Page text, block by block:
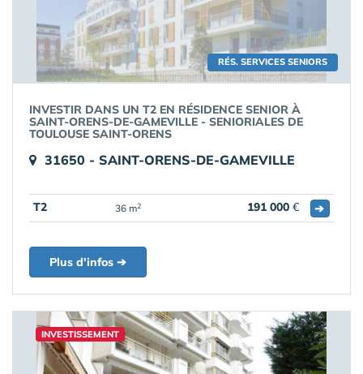
RÉS. SERVICES SENIORS
INVESTIR DANS UN T2 EN RÉSIDENCE SENIOR À
SAINT-ORENS-DE-GAMEVILLE - SENIORIALES DE
TOULOUSE SAINT-ORENS
31650 - SAINT-ORENS-DE-GAMEVILLE
T2 36 m2 191 000 € ➔
Plus d'infos ➔
INVESTISSEMENT